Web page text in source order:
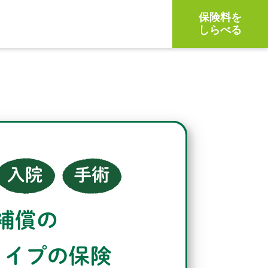
保険料を
しらべる